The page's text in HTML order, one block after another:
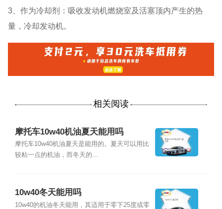
3、作为冷却剂：吸收发动机燃烧室及活塞顶内产生的热
量，冷却发动机。
相关阅读
摩托车10w40机油夏天能用吗
摩托车10w40机油夏天是能用的。夏天可以用比
较粘一点的机油，而冬天的...
10w40冬天能用吗
10w40的机油冬天能用，其适用于零下25度或零